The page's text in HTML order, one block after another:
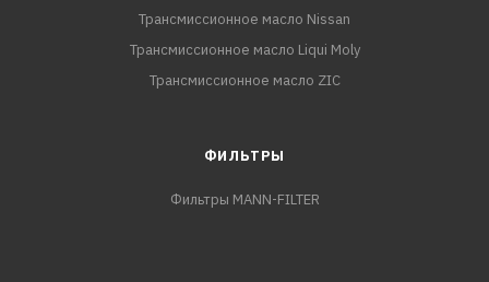
Трансмиссионное масло Nissan
Трансмиссионное масло Liqui Moly
Трансмиссионное масло ZIC
ФИЛЬТРЫ
Фильтры MANN-FILTER